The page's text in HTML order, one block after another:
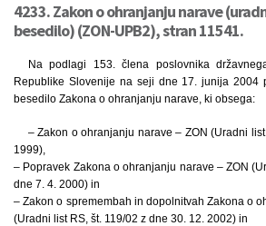
4233. Zakon o ohranjanju narave
besedilo) (ZON-UPB2), stran 11541.
Na podlagi 153. člena poslovnika
Republike Slovenije na seji dne 17. junija 2004
besedilo Zakona o ohranjanju narave, ki obsega:
– Zakon o ohranjanju narave – ZON (Uradni
1999),
– Popravek Zakona o ohranjanju narave – ZON
dne 7. 4. 2000) in
– Zakon o spremembah in dopolnitvah Zakona o
(Uradni list RS, št. 119/02 z dne 30. 12. 2002) in